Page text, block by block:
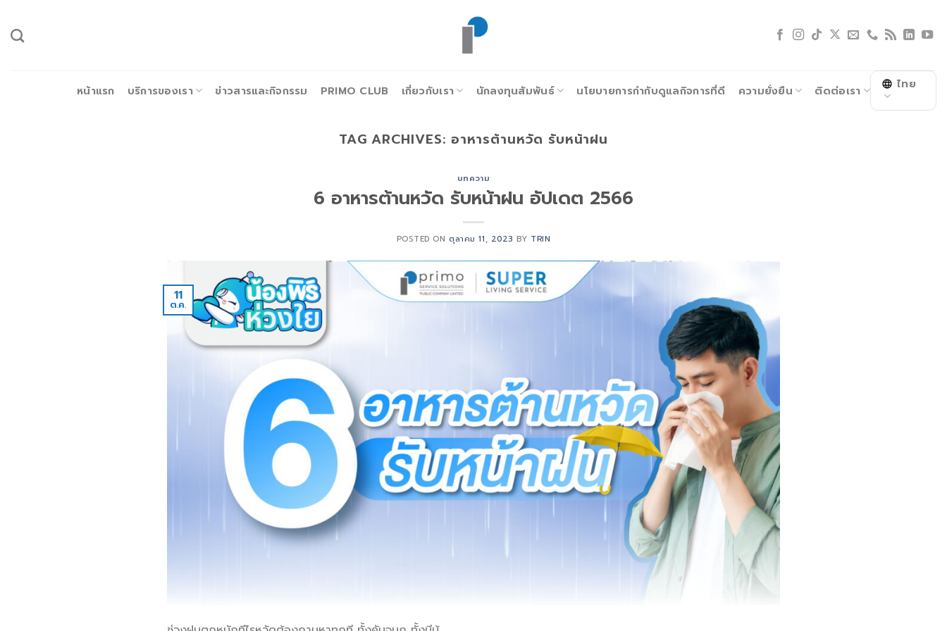
ยัง
หน้าแรก บริการของเรา ข่าวสารและกิจกรรม PRIMO CLUB เกี่ยวกับเรา นักลงทุนสัมพันธ์ นโยบายการกำกับดูแลกิจการที่ดี ความยั่งยืน ติดต่อเรา ไทย
TAG ARCHIVES: อาหารต้านหวัด รับหน้าฝน
บทความ
6 อาหารต้านหวัด รับหน้าฝน อัปเดต 2566
POSTED ON ตุลาคม 11, 2023 BY TRIN
11
ต.ค.